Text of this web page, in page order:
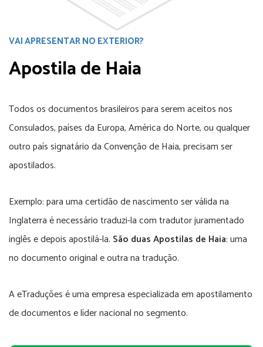
VAI APRESENTAR NO EXTERIOR?
Apostila de Haia
Todos os documentos brasileiros para serem aceitos nos
Consulados, países da Europa, América do Norte, ou qualquer
outro país signatário da Convenção de Haia, precisam ser
apostilados.
Exemplo: para uma certidão de nascimento ser válida na
Inglaterra é necessário traduzi-la com tradutor juramentado
inglês e depois apostilá-la. São duas Apostilas de Haia: uma
no documento original e outra na tradução.
A eTraduções é uma empresa especializada em apostilamento
de documentos e líder nacional no segmento.